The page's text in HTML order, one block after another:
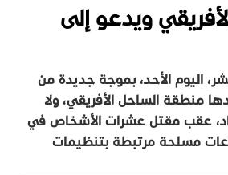
ويدعو إلى
عشر، اليوم الأحد، بموجة جديدة من
منطقة الساحل الأفريقي، ولا
عقب مقتل عشرات الأشخاص في
مسلحة مرتبطة بتنظيمات